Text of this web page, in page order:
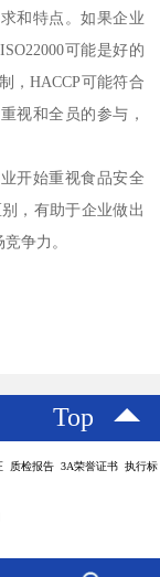
和特点。如果企业
可能是好的
，HACCP可能符合
视和全员的参与，
开始重视食品安全
，有助于企业做出
争力。
Top
质检报告 3A荣誉证书 执行标